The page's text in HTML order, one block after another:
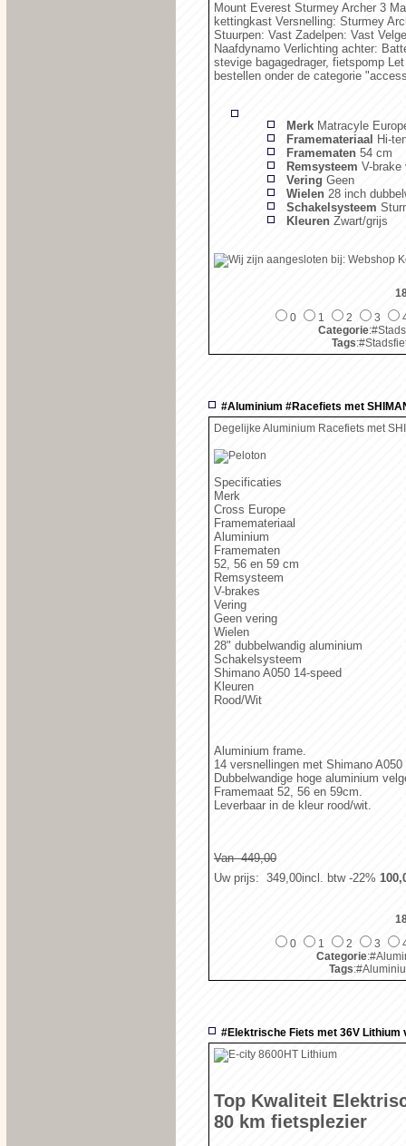
Mount Everest Sturmey Archer 3
kettingkast Versnelling: Sturmey
Stuurpen: Vast Zadelpen: Vast
Naafdynamo Verlichting achter:
stevige bagagedrager, fietspomp
bestellen onder de categorie
Merk Matracyle
Framemateriaal Hi-
Framematen 54 cm
Remsysteem V-brake
Vering Geen
Wielen 28 inch
Schakelsysteem
Kleuren Zwart/grijs
0
1 2 3
Categorie
Tags
#Aluminium #Racefiets met
Degelijke Aluminium Racefiets met
Specificaties
Merk
Cross Europe
Framemateriaal
Aluminium
Framematen
52, 56 en 59 cm
Remsysteem
V-brakes
Vering
Geen vering
Wielen
28" dubbelwandig aluminium
Schakelsysteem
Shimano A050 14-speed
Kleuren
Rood/Wit
Aluminium frame.
14 versnellingen met Shimano
Dubbelwandige hoge aluminium
Framemaat 52, 56 en 59cm.
Leverbaar in de kleur rood/wit.
Van  449,00
Uw prijs:  349,00incl. btw -22% 
0
1 2 3
Categorie
Tags
#Elektrische Fiets met 36V Lithium
Top Kwaliteit
80 km fietsplezier